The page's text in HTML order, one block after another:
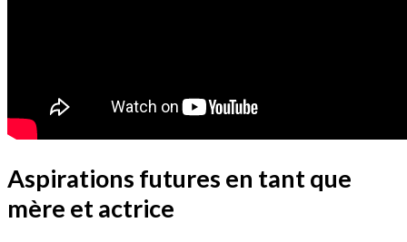
Aspirations futures en tant que
mère et actrice